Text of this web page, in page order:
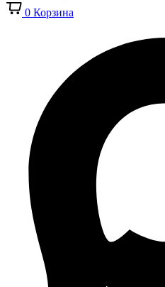
0 Корзина